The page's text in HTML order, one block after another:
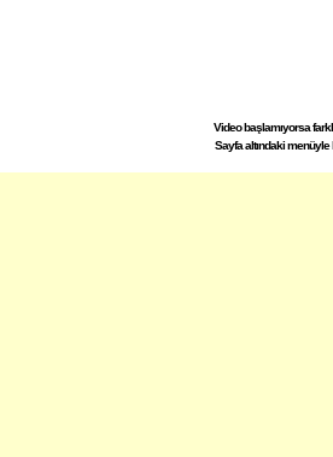
Video başlamıyorsa
Sayfa altındaki